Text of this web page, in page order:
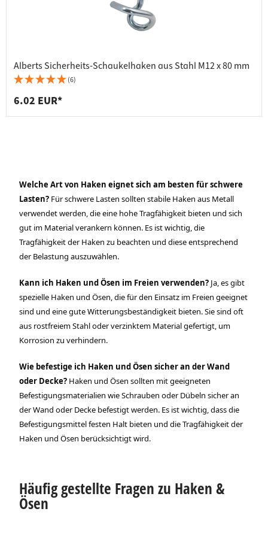
Alberts Sicherheits-Schaukelhaken aus Stahl M12 x 80 mm
(6)
6.02 EUR*
Welche Art von Haken eignet sich am besten für schwere
Lasten? Für schwere Lasten sollten stabile Haken aus Metall
verwendet werden, die eine hohe Tragfähigkeit bieten und sich
gut im Material verankern können. Es ist wichtig, die
Tragfähigkeit der Haken zu beachten und diese entsprechend
der Belastung auszuwählen.
Kann ich Haken und Ösen im Freien verwenden? Ja, es gibt
spezielle Haken und Ösen, die für den Einsatz im Freien geeignet
sind und eine gute Witterungsbeständigkeit bieten. Sie sind oft
aus rostfreiem Stahl oder verzinktem Material gefertigt, um
Korrosion zu verhindern.
Wie befestige ich Haken und Ösen sicher an der Wand
oder Decke? Haken und Ösen sollten mit geeigneten
Befestigungsmaterialien wie Schrauben oder Dübeln sicher an
der Wand oder Decke befestigt werden. Es ist wichtig, dass die
Befestigungsmittel festen Halt bieten und die Tragfähigkeit der
Haken und Ösen berücksichtigt wird.
Häufig gestellte Fragen zu Haken &
Ösen